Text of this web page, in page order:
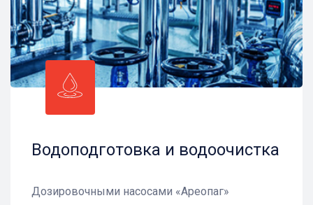
Водоподготовка и водоочистка
Дозировочными насосами «Ареопаг»